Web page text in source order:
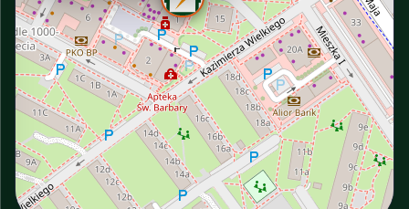
INTERACTIVE VIEW